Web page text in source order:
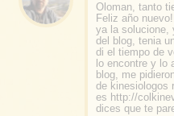
Oloman, tanto
Feliz año
ya la solucione,
del blog, tenia
di el tiempo de
lo encontre y lo
blog, me
de kinesiologos
es http://
dices que te